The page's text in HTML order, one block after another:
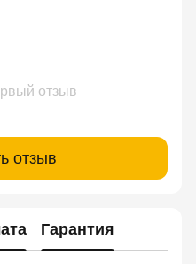
отзыв
отзыв
Гарантия